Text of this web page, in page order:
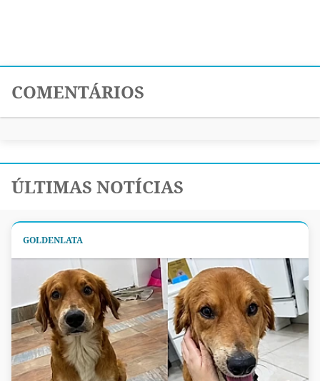
COMENTÁRIOS
ÚLTIMAS NOTÍCIAS
GOLDENLATA